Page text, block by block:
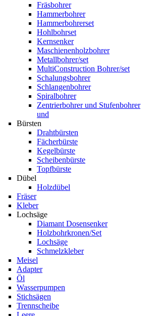
Fräsbohrer
Hammerbohrer
Hammerbohrerset
Hohlbohrset
Kernsenker
Maschienenholzbohrer
Metallbohrer/set
MultiConstruction Bohrer/set
Schalungsbohrer
Schlangenbohrer
Spiralbohrer
Zentrierbohrer und Stufenbohrer
und
Bürsten
Drahtbürsten
Fächerbürste
Kegelbürste
Scheibenbürste
Topfbürste
Dübel
Holzdübel
Fräser
Kleber
Lochsäge
Diamant Dosensenker
Holzbohrkronen/Set
Lochsäge
Schmelzkleber
Meisel
Adapter
Öl
Wasserpumpen
Stichsägen
Trennscheibe